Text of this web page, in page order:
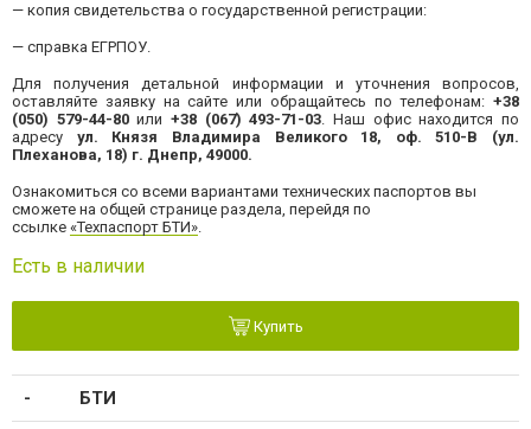
— копия свидетельства о государственной регистрации:
— справка ЕГРПОУ.
Для получения детальной информации и уточнения вопросов,
оставляйте заявку на сайте или обращайтесь по телефонам: +38
(050) 579-44-80 или +38 (067) 493-71-03. Наш офис находится по
адресу
ул. Князя Владимира Великого 18, оф. 510-В (ул.
Плеханова, 18) г. Днепр, 49000.
Ознакомиться со всеми вариантами технических паспортов вы
сможете на общей странице раздела, перейдя по
ссылке «Техпаспорт БТИ».
Есть в наличии
Купить
БТИ